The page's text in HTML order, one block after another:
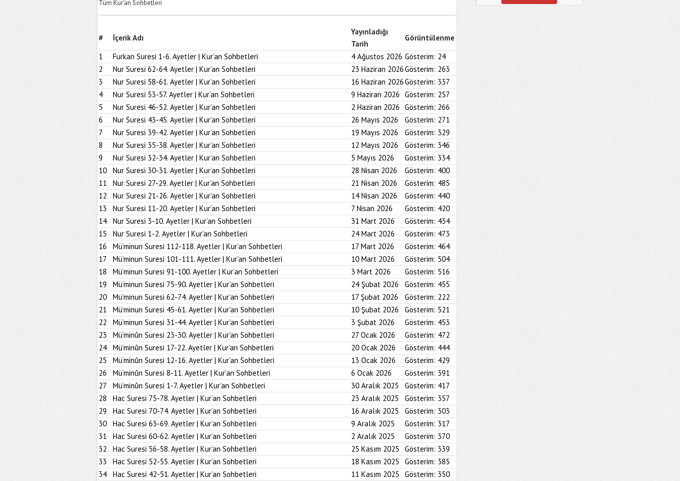
Tüm Kur'an Sohbetleri
# İçerik Adı
Yayınladığı
Tarih
Görüntülenme
1
Furkan Suresi 1-6. Ayetler | Kur’an Sohbetleri 4 Ağustos 2026 Gösterim: 24
2
Nur Suresi 62-64. Ayetler | Kur’an Sohbetleri 23 Haziran 2026Gösterim: 263
3
Nur Suresi 58-61. Ayetler | Kur’an Sohbetleri 16 Haziran 2026Gösterim: 337
4
Nur Suresi 53-57. Ayetler | Kur’an Sohbetleri 9 Haziran 2026 Gösterim: 257
5
Nur Suresi 46-52. Ayetler | Kur’an Sohbetleri 2 Haziran 2026 Gösterim: 266
6
Nur Suresi 43-45. Ayetler | Kur’an Sohbetleri 26 Mayıs 2026 Gösterim: 271
7
Nur Suresi 39-42. Ayetler | Kur’an Sohbetleri 19 Mayıs 2026 Gösterim: 329
8
Nur Suresi 35-38. Ayetler | Kur’an Sohbetleri 12 Mayıs 2026 Gösterim: 346
9
Nur Suresi 32-34. Ayetler | Kur’an Sohbetleri 5 Mayıs 2026 Gösterim: 334
10
Nur Suresi 30-31. Ayetler | Kur’an Sohbetleri 28 Nisan 2026 Gösterim: 400
11
Nur Suresi 27-29. Ayetler | Kur’an Sohbetleri 21 Nisan 2026 Gösterim: 485
12
Nur Suresi 21-26. Ayetler | Kur’an Sohbetleri 14 Nisan 2026 Gösterim: 440
13
Nur Suresi 11-20. Ayetler | Kur’an Sohbetleri 7 Nisan 2026 Gösterim: 420
14
Nur Suresi 3-10. Ayetler | Kur’an Sohbetleri 31 Mart 2026 Gösterim: 434
15
Nur Suresi 1-2. Ayetler | Kur’an Sohbetleri 24 Mart 2026 Gösterim: 473
16
Mü’minun Suresi 112-118. Ayetler | Kur’an Sohbetleri 17 Mart 2026 Gösterim: 464
17
Mü’minun Suresi 101-111. Ayetler | Kur’an Sohbetleri 10 Mart 2026 Gösterim: 504
18
Mü’minun Suresi 91-100. Ayetler | Kur’an Sohbetleri 3 Mart 2026 Gösterim: 516
19
Mü’minun Suresi 75-90. Ayetler | Kur’an Sohbetleri 24 Şubat 2026 Gösterim: 455
20
Mü’minun Suresi 62-74. Ayetler | Kur’an Sohbetleri 17 Şubat 2026 Gösterim: 222
21
Mü’minun Suresi 45-61. Ayetler | Kur’an Sohbetleri 10 Şubat 2026 Gösterim: 521
22
Mü’minun Suresi 31-44. Ayetler | Kur’an Sohbetleri 3 Şubat 2026 Gösterim: 453
23
Mü’minûn Suresi 23-30. Ayetler | Kur’an Sohbetleri 27 Ocak 2026 Gösterim: 472
24
Mü’minûn Suresi 17-22. Ayetler | Kur’an Sohbetleri 20 Ocak 2026 Gösterim: 444
25
Mü’minûn Suresi 12-16. Ayetler | Kur’an Sohbetleri 13 Ocak 2026 Gösterim: 429
26
Mü’minûn Suresi 8-11. Ayetler | Kur’an Sohbetleri 6 Ocak 2026 Gösterim: 391
27
Mü’minûn Suresi 1-7. Ayetler | Kur’an Sohbetleri 30 Aralık 2025 Gösterim: 417
28
Hac Suresi 75-78. Ayetler | Kur’an Sohbetleri 23 Aralık 2025 Gösterim: 357
29
Hac Suresi 70-74. Ayetler | Kur’an Sohbetleri 16 Aralık 2025 Gösterim: 303
30
Hac Suresi 63-69. Ayetler | Kur’an Sohbetleri 9 Aralık 2025 Gösterim: 317
31
Hac Suresi 60-62. Ayetler | Kur’an Sohbetleri 2 Aralık 2025 Gösterim: 370
32
Hac Suresi 56-58. Ayetler | Kur’an Sohbetleri 25 Kasım 2025 Gösterim: 339
33
Hac Suresi 52-55. Ayetler | Kur’an Sohbetleri 18 Kasım 2025 Gösterim: 385
34
Hac Suresi 42-51. Ayetler | Kur’an Sohbetleri 11 Kasım 2025 Gösterim: 350